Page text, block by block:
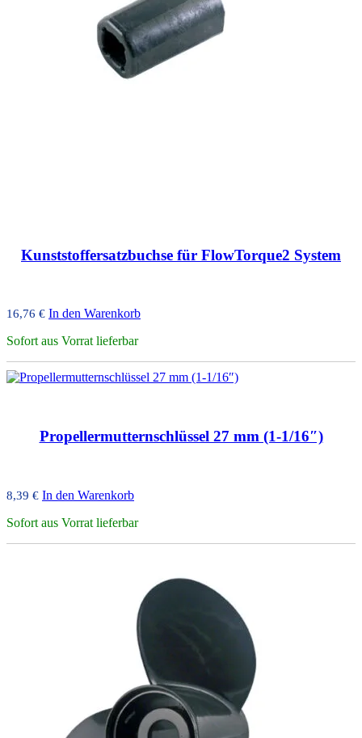
Kunststoffersatzbuchse für FlowTorque2 System
16,76 € In den Warenkorb
Sofort aus Vorrat lieferbar
Propellermutternschlüssel 27 mm (1-1/16″)
8,39 € In den Warenkorb
Sofort aus Vorrat lieferbar